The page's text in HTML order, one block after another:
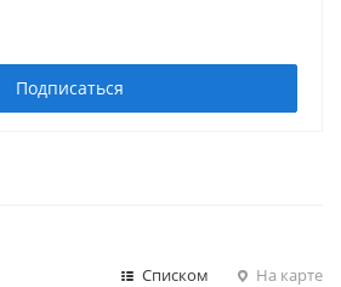
Подписаться
Списком На карте